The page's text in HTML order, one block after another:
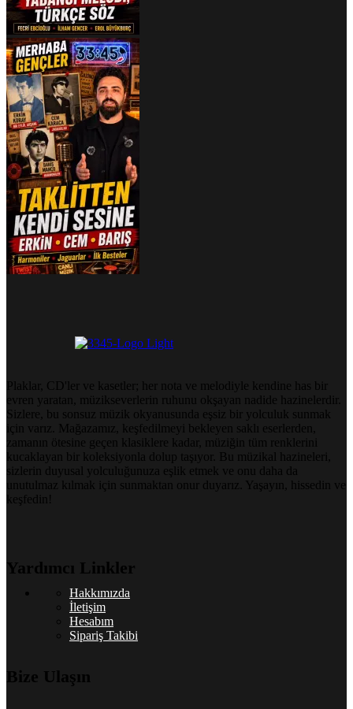
Plaklar, CD'ler ve kasetler; her nota ve melodiyle kendine has bir
evren yaratan, müzikseverlerin ruhunu okşayan nadide hazinelerdir.
Sizlere, bu sonsuz müzik okyanusunda eşsiz bir yolculuk sunmak
için varız. Mağazamız, keşfedilmeyi bekleyen saklı eserlerden,
zamanın ötesine geçen klasiklere kadar, müziğin tüm renklerini
kucaklayan bir koleksiyonla dolup taşıyor. Bu müzikal hazineleri,
sizlerin duyusal yolculuğunuza eşlik etmek ve onu daha da
unutulmaz kılmak için sunmaktan onur duyarız. Yaşayın, hissedin ve
keşfedin!
Yardımcı Linkler
Hakkımızda
İletişim
Hesabım
Sipariş Takibi
Bize Ulaşın